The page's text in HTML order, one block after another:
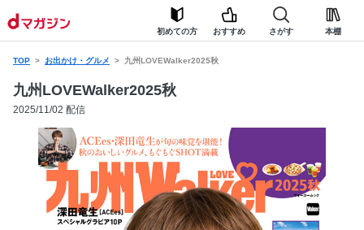
初めての方 おすすめ さがす 本棚
TOP お出かけ・グルメ 九州LOVEWalker2025秋
九州LOVEWalker2025秋
2025/11/02 配信